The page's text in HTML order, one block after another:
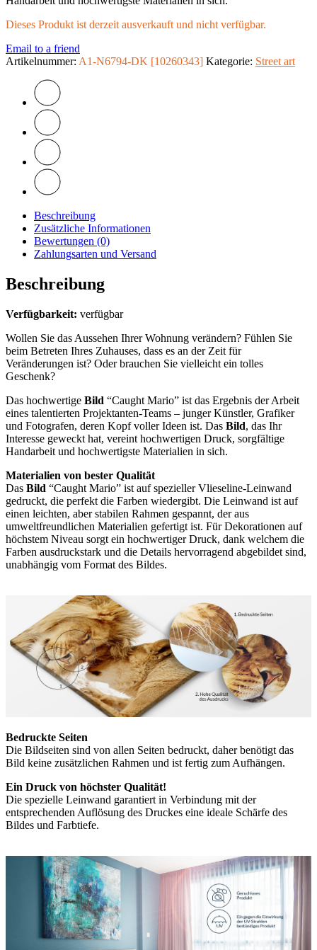
Dieses Produkt ist derzeit ausverkauft und nicht verfügbar.
Email to a friend
Artikelnummer: A1-N6794-DK [10260343] Kategorie: Street art
Beschreibung
Zusätzliche Informationen
Bewertungen (0)
Zahlungsarten und Versand
Beschreibung
Verfügbarkeit: verfügbar
Wollen Sie das Aussehen Ihrer Wohnung verändern? Fühlen Sie
beim Betreten Ihres Zuhauses, dass es an der Zeit für
Veränderungen ist? Oder brauchen Sie vielleicht ein tolles
Geschenk?
Das hochwertige Bild “Caught Mario” ist das Ergebnis der Arbeit
eines talentierten Projektanten-Teams – junger Künstler, Grafiker
und Fotografen, deren Kopf voller Ideen ist. Das Bild, das Ihr
Interesse geweckt hat, vereint hochwertigen Druck, sorgfältige
Handarbeit und hochwertigste Materialien in sich.
Materialien von bester Qualität
Das Bild “Caught Mario” ist auf spezieller Vlieseline-Leinwand
gedruckt, die perfekt die Farben wiedergibt. Die Leinwand ist auf
einen leichten, aber stabilen Rahmen gespannt, der aus
umweltfreundlichen Materialien gefertigt ist. Für Dekorationen auf
höchstem Niveau sorgt ein hochwertiger Druck, dank welchem die
Farben ausdruckstark und die Details hervorragend abgebildet sind,
unabhängig vom Format des Bildes.
Bedruckte Seiten
Die Bildseiten sind von allen Seiten bedruckt, daher benötigt das
Bild keine zusätzlichen Rahmen und ist fertig zum Aufhängen.
Ein Druck von höchster Qualität!
Die spezielle Leinwand garantiert in Verbindung mit der
entsprechenden Auflösung des Druckes eine ideale Schärfe des
Bildes und Farbtiefe.